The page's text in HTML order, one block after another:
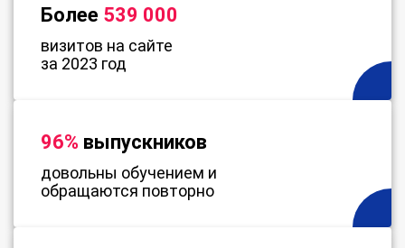
Более 539 000
визитов на сайте
за 2023 год
96% выпускников
довольны обучением и
обращаются повторно